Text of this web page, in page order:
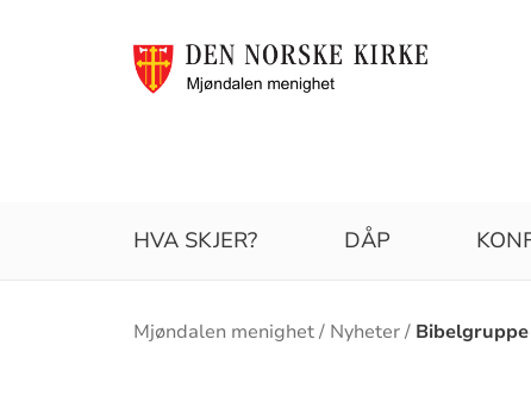
HVA SKJER? DÅP
Brødsmulesti
Mjøndalen menighet Nyheter Bibelgruppe